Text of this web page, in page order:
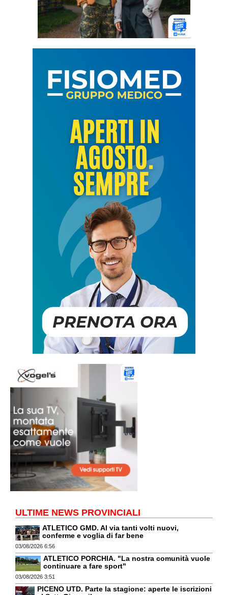
ULTIME NEWS PROVINCIALI
ATLETICO GMD. Al via tanti volti nuovi,
conferme e voglia di far bene
03/08/2026 6:56
ATLETICO PORCHIA. "La nostra comunità vuole
continuare a fare sport"
03/08/2026 3:51
PICENO UTD. Parte la stagione: aperte le iscrizioni